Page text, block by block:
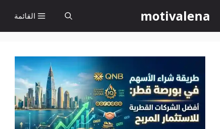
إلى
المحتوى
motivalena القائمة